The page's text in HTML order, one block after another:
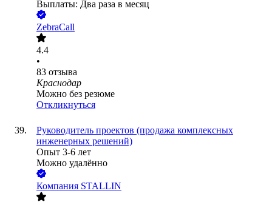
Выплаты: Два раза в месяц
ZebraCall
4.4
•
83 отзыва
Краснодар
Можно без резюме
Откликнуться
Руководитель проектов (продажа комплексных
инженерных решений)
Опыт 3-6 лет
Можно удалённо
Компания STALLIN